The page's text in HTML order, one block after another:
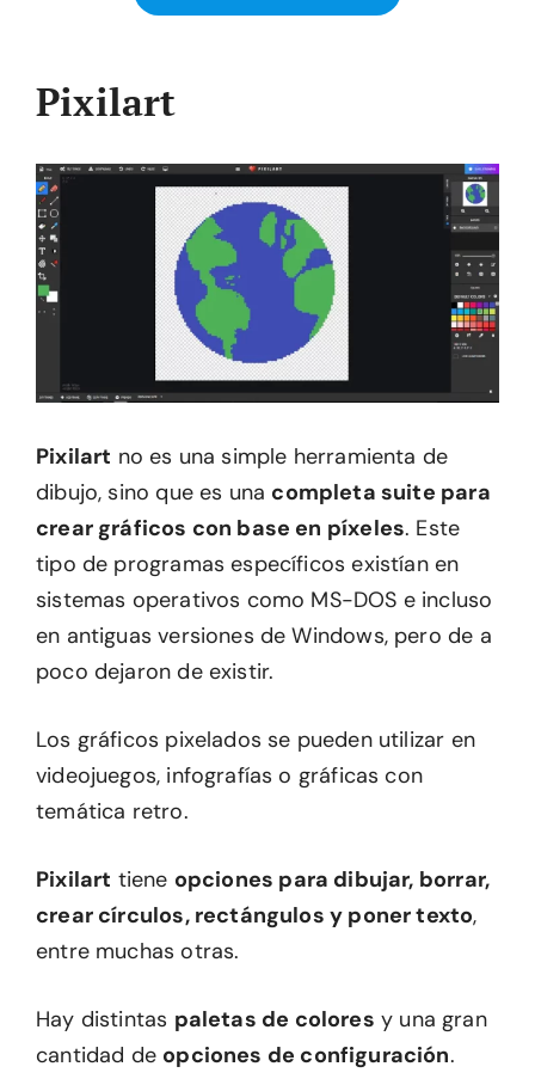
Pixilart
Pixilart no es una simple herramienta de
dibujo, sino que es una completa suite para
crear gráficos con base en píxeles. Este
tipo de programas específicos existían en
sistemas operativos como MS-DOS e incluso
en antiguas versiones de Windows, pero de a
poco dejaron de existir.
Los gráficos pixelados se pueden utilizar en
videojuegos, infografías o gráficas con
temática retro.
Pixilart tiene opciones para dibujar, borrar,
crear círculos, rectángulos y poner texto,
entre muchas otras.
Hay distintas paletas de colores y una gran
cantidad de opciones de configuración.